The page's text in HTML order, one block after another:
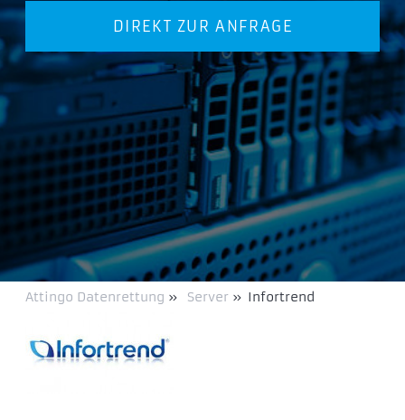
DIREKT ZUR ANFRAGE
Attingo Datenrettung » Server » Infortrend